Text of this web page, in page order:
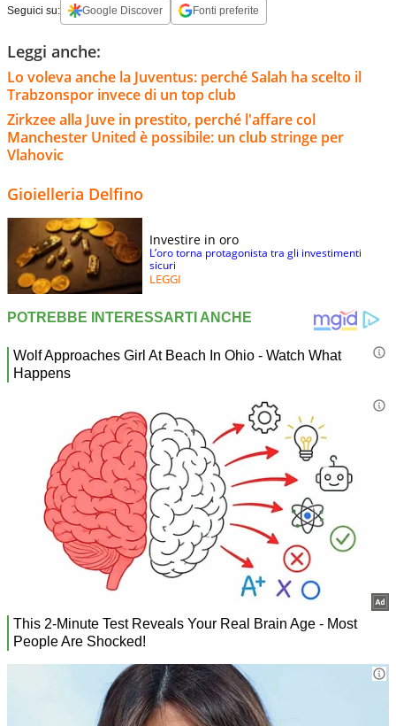
Seguici su: Google Discover Fonti preferite
Leggi anche:
Lo voleva anche la Juventus: perché Salah ha scelto il
Trabzonspor invece di un top club
Zirkzee alla Juve in prestito, perché l'affare col
Manchester United è possibile: un club stringe per
Vlahovic
Gioielleria Delfino
Investire in oro
L’oro torna protagonista tra gli investimenti
sicuri
LEGGI